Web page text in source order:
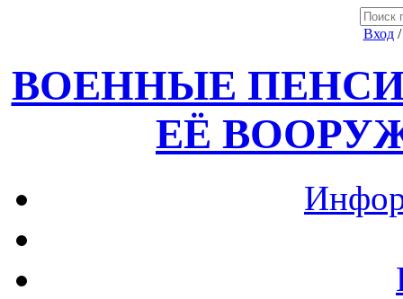
Вход
ВОЕННЫЕ
ЕЁ